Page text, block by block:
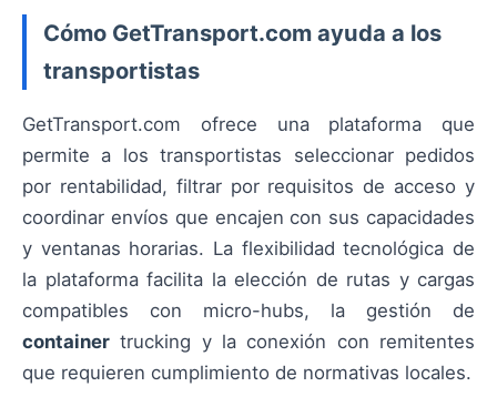
Cómo GetTransport.com ayuda a los
transportistas
GetTransport.com ofrece una plataforma que
permite a los transportistas seleccionar pedidos
por rentabilidad, filtrar por requisitos de acceso y
coordinar envíos que encajen con sus capacidades
y ventanas horarias. La flexibilidad tecnológica de
la plataforma facilita la elección de rutas y cargas
compatibles con micro-hubs, la gestión de
container trucking y la conexión con remitentes
que requieren cumplimiento de normativas locales.